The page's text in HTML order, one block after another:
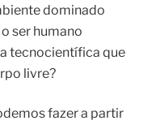
dominado
ser humano
tecnocientífica que
livre?
fazer a partir